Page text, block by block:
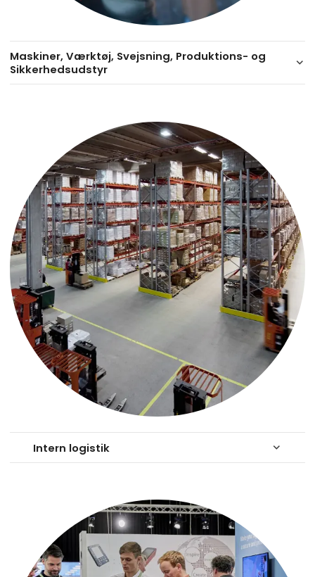
Maskiner, Værktøj, Svejsning, Produktions- og
Sikkerhedsudstyr
keyboard_arrow_down
Intern logistik keyboard_arrow_down